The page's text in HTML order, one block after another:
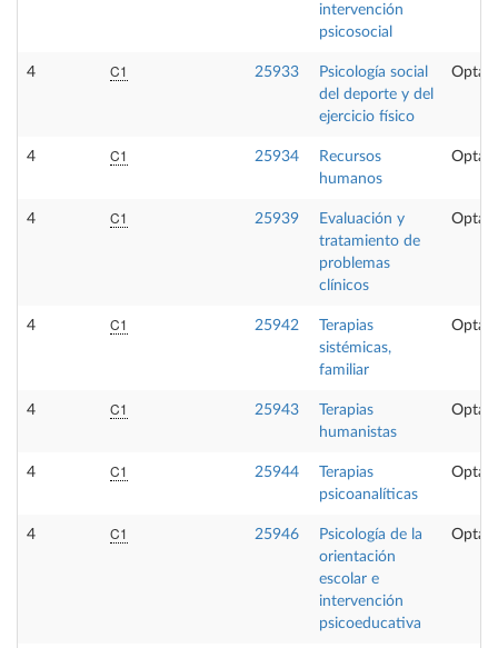
intervención
psicosocial
4 C1 25933
Psicología social
del deporte y del
ejercicio físico
4 C1 25934
Recursos
humanos
4 C1 25939
Evaluación y
tratamiento de
problemas
clínicos
4 C1 25942
Terapias
sistémicas,
familiar
4 C1 25943
Terapias
humanistas
4 C1 25944
Terapias
psicoanalíticas
4 C1 25946
Psicología de la
orientación
escolar e
intervención
psicoeducativa